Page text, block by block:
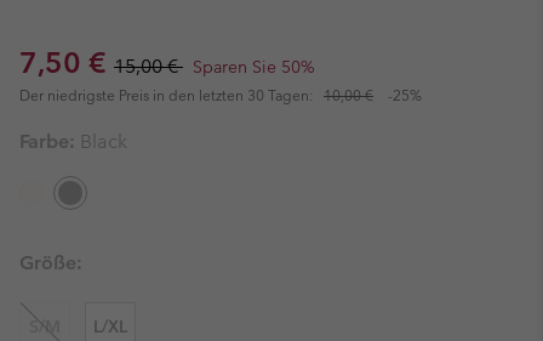
Sale price:
7,50 € Regular price:
15,00 € Sparen Sie 50%
Der niedrigste Preis in den letzten 30 Tagen: 10,00 € -25%
Farbe: Black
Größe:
S/M L/XL